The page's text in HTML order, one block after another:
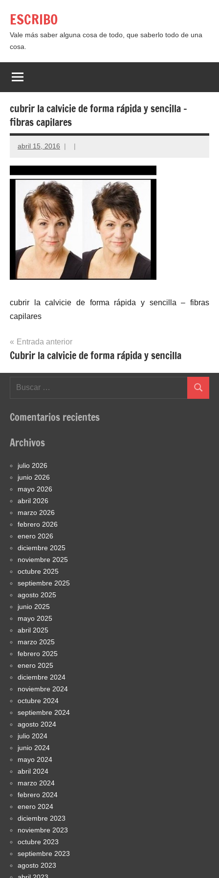
contenido
ESCRIBO
Vale más saber alguna cosa de todo, que saberlo todo de una
cosa.
cubrir la calvicie de forma rápida y sencilla –
fibras capilares
abril 15, 2016
cubrir la calvicie de forma rápida y sencilla – fibras
capilares
Navegación
de
entradas
Entrada anterior
Cubrir la calvicie de forma rápida y sencilla
Buscar
Comentarios recientes
Archivos
julio 2026
junio 2026
mayo 2026
abril 2026
marzo 2026
febrero 2026
enero 2026
diciembre 2025
noviembre 2025
octubre 2025
septiembre 2025
agosto 2025
junio 2025
mayo 2025
abril 2025
marzo 2025
febrero 2025
enero 2025
diciembre 2024
noviembre 2024
octubre 2024
septiembre 2024
agosto 2024
julio 2024
junio 2024
mayo 2024
abril 2024
marzo 2024
febrero 2024
enero 2024
diciembre 2023
noviembre 2023
octubre 2023
septiembre 2023
agosto 2023